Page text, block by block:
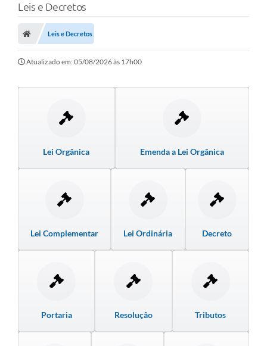
Portal da Transparência
LICITAÇÕES E CONTRATOS
Secretarias
Galeria de Fotos
Galeria de Vídeos
Serviços Online
Leis e Decretos
Leis e Decretos
Atualizado em: 05/08/2026 às 17h00
Lei Orgânica Emenda a Lei Orgânica
Lei Complementar Lei Ordinária Decreto
Portaria Resolução Tributos